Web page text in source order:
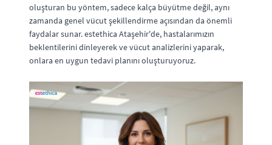
oluşturan bu yöntem, sadece kalça büyütme değil, aynı
zamanda genel vücut şekillendirme açısından da önemli
faydalar sunar. estethica Ataşehir'de, hastalarımızın
beklentilerini dinleyerek ve vücut analizlerini yaparak,
onlara en uygun tedavi planını oluşturuyoruz.